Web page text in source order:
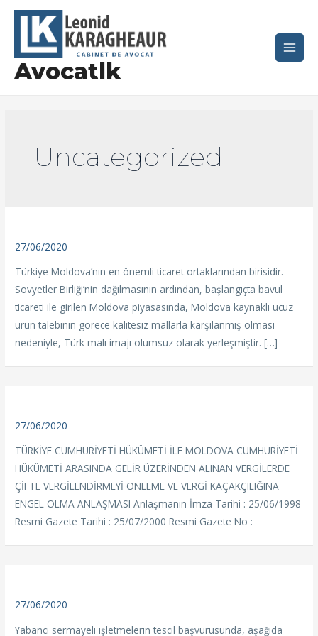
İçeriğe
Avocatlk
Uncategorized
27/06/2020
Türkiye Moldova’nın en önemli ticaret ortaklarından birisidir.
Sovyetler Birliği’nin dağılmasının ardından, başlangıçta bavul
ticareti ile girilen Moldova piyasasında, Moldova kaynaklı ucuz
ürün talebinin görece kalitesiz mallarla karşılanmış olması
nedeniyle, Türk malı imajı olumsuz olarak yerleşmiştir. […]
27/06/2020
TÜRKİYE CUMHURİYETİ HÜKÜMETİ İLE MOLDOVA CUMHURİYETİ
HÜKÜMETİ ARASINDA GELİR ÜZERİNDEN ALINAN VERGİLERDE
ÇİFTE VERGİLENDİRMEYİ ÖNLEME VE VERGİ KAÇAKÇILIĞINA
ENGEL OLMA ANLAŞMASI Anlaşmanın İmza Tarihi : 25/06/1998
Resmi Gazete Tarihi : 25/07/2000 Resmi Gazete No :
27/06/2020
Yabancı sermayeli işletmelerin tescil başvurusunda, aşağıda